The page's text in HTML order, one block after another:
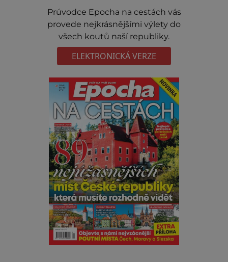
Prúvodce Epocha na cestách vás
provede nejkrásnějšími výlety do
všech koutů naší republiky.
ELEKTRONICKÁ VERZE